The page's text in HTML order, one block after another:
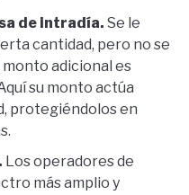
de intradía. Se le
cantidad, pero no se
monto adicional es
su monto actúa
protegiéndolos en
Los operadores de
más amplio y